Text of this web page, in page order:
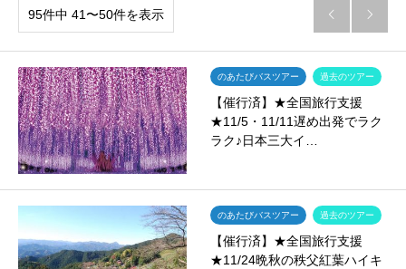
95件中 41〜50件を表示  
のあたびバスツアー 過去のツアー
【催行済】★全国旅行支援
★11/5・11/11遅め出発でラク
ラク♪日本三大イ…
のあたびバスツアー 過去のツアー
【催行済】★全国旅行支援
★11/24晩秋の秩父紅葉ハイキ